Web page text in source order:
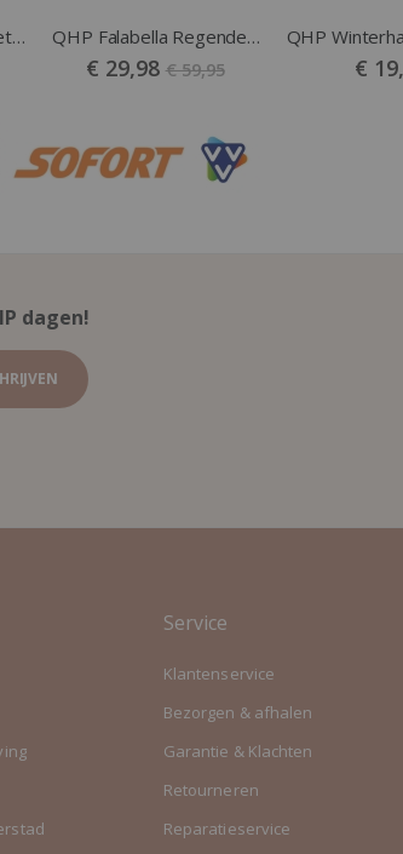
QHP Wedstrijdjas Juliet Junior zwart QHP Falabella Regendeken 0 gram Primrose
Vanaf
€ 29,98 € 59,95 €
dagen!
Service
Klantenservice
Bezorgen & afhalen
Garantie & Klachten
Retourneren
Reparatieservice